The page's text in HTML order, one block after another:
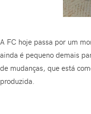
A FC hoje passa por um
ainda é pequeno demais
de mudanças, que está
produzida.